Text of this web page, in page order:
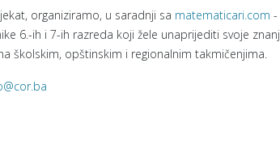
organiziramo, u saradnji sa matematicari.com -
6.-ih i 7-ih razreda koji žele unaprijediti svoje
školskim, opštinskim i regionalnim takmičenjima.